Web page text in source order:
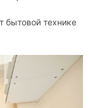
бытовой технике